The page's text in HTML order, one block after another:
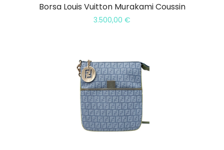
Borsa Louis Vuitton Murakami Coussin
3.500,00 €